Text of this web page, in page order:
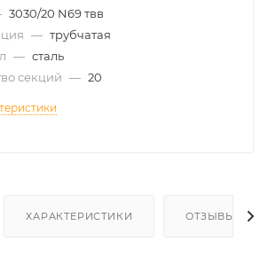
3030/20 N69 твв
— трубчатая
— сталь
секций — 20
ХАРАКТЕРИСТИКИ ОТЗЫВЫ